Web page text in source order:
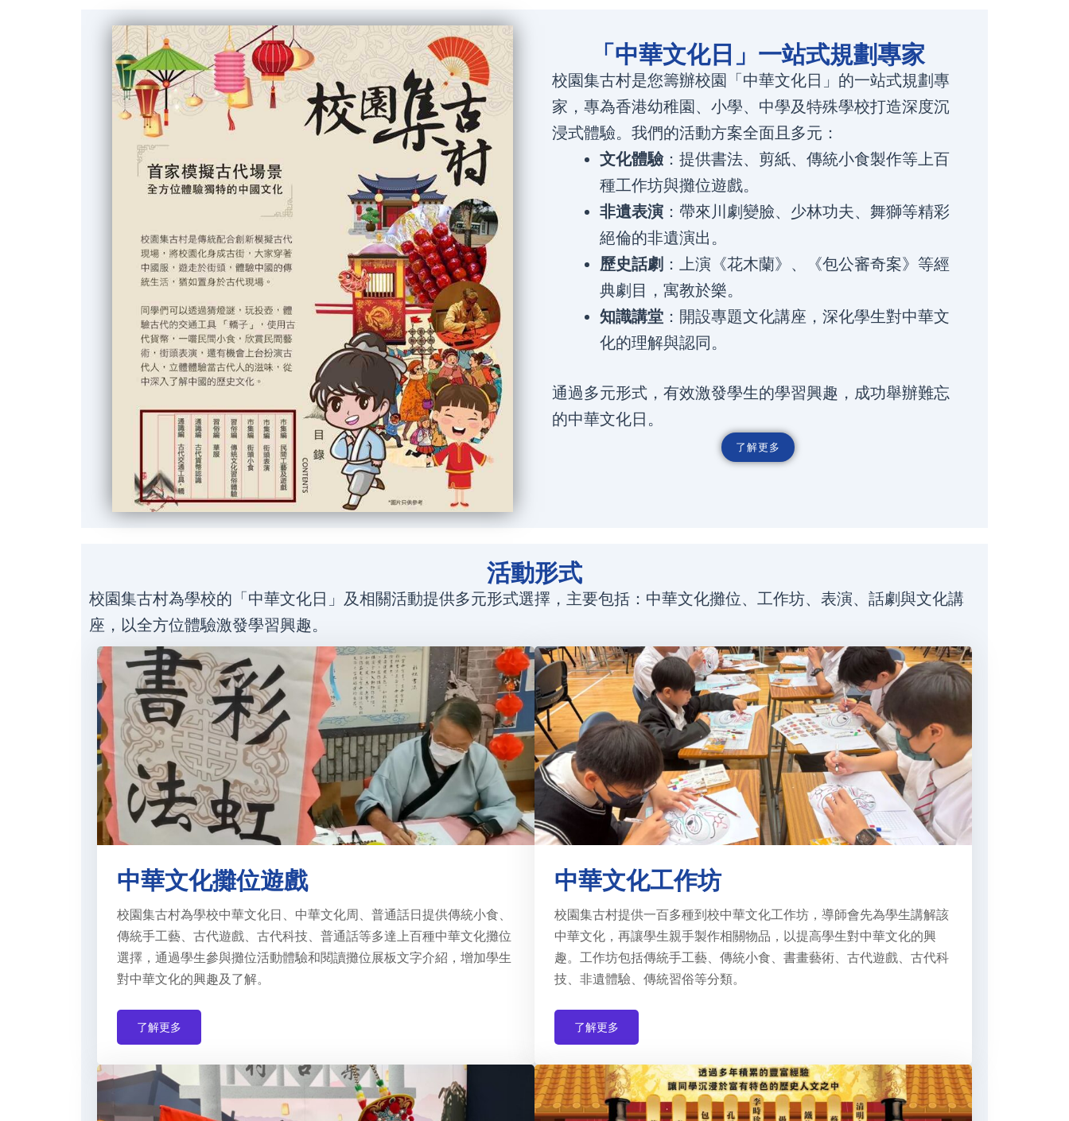
「中華文化日」一站式規劃專家
校園集古村是您籌辦校園「中華文化日」的一站式規劃專
家，專為香港幼稚園、小學、中學及特殊學校打造深度沉
浸式體驗。我們的活動方案全面且多元：
文化體驗：提供書法、剪紙、傳統小食製作等上百
種工作坊與攤位遊戲。
非遺表演：帶來川劇變臉、少林功夫、舞獅等精彩
絕倫的非遺演出。
歷史話劇 ：上演《花木蘭》、《包公審奇案》等經
典劇目，寓教於樂。
知識講堂：開設專題文化講座，深化學生對中華文
化的理解與認同。
通過多元形式，有效激發學生的學習興趣，成功舉辦難忘
的中華文化日。
了解更多
活動形式
校園集古村為學校的「中華文化日」及相關活動提供多元形式選擇，主要包括：中華文化攤位、工作坊、表演、話劇與文化講
座，以全方位體驗激發學習興趣。
中華文化攤位遊戲
校園集古村為學校中華文化日、中華文化周、普通話日提供傳統小食、
傳統手工藝、古代遊戲、古代科技、普通話等多達上百種中華文化攤位
選擇，通過學生參與攤位活動體驗和閱讀攤位展板文字介紹，增加學生
對中華文化的興趣及了解。
了解更多
中華文化工作坊
校園集古村提供一百多種到校中華文化工作坊，導師會先為學生講解該
中華文化，再讓學生親手製作相關物品，以提高學生對中華文化的興
趣。工作坊包括傳統手工藝、傳統小食、書畫藝術、古代遊戲、古代科
技、非遺體驗、傳統習俗等分類。
了解更多